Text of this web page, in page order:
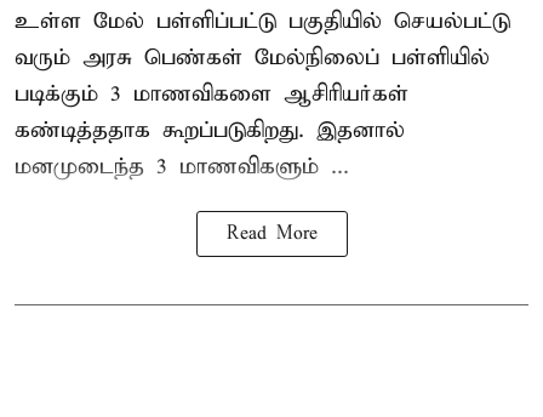
உள்ள மேல் பள்ளிப்பட்டு பகுதியில் செயல்பட்டு
வரும் அரசு பெண்கள் மேல்நிலைப் பள்ளியில்
படிக்கும் 3 மாணவிகளை ஆசிரியர்கள்
கண்டித்ததாக கூறப்படுகிறது. இதனால்
மனமுடைந்த 3 மாணவிகளும் ...
Read More